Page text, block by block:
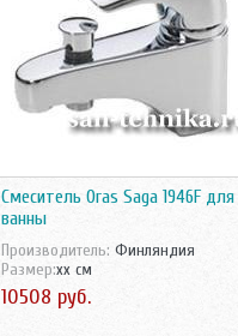
Смеситель Oras Saga 1946F для
ванны
Производитель: Финляндия
Размер:xx см
10508 руб.